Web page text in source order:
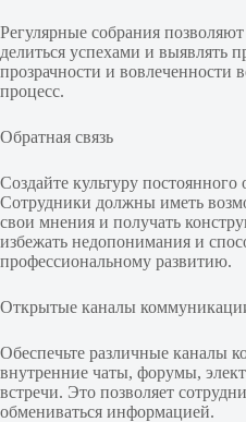
Регулярные собрания
делиться успехами и выявлять
прозрачности и вовлеченности
процесс.
Обратная связь
Создайте культуру
Сотрудники должны иметь
свои мнения и получать
избежать недопонимания и
профессиональному развитию.
Открытые каналы
Обеспечьте различные каналы
внутренние чаты, форумы,
встречи. Это позволяет
обмениваться информацией.